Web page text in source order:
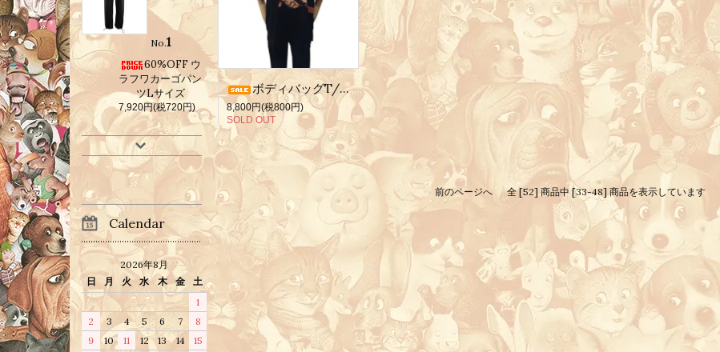
ボディバッグT/ブラック/イヌMサイズ
8,800円(税800円)
SOLD OUT
前のページへ 全 [52] 商品中 [33-48] 商品を表示しています
No.1
60%OFF ウ
ラフワカーゴパン
ツLサイズ
7,920円(税720円)
Calendar
2026年8月
日
月 火 水 木 金
土
1
2
3 4 5 6 7
8
9
10 11 12 13 14
15